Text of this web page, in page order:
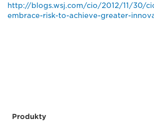
http://blogs.wsj.com/cio/2012/11/30/
embrace-risk-to-achieve-greater-
Produkty